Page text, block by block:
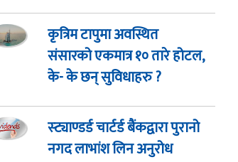
कृत्रिम टापुमा अवस्थित
संसारको एकमात्र १० तारे होटल,
के- के छन् सुविधाहरु ?
स्ट्याण्डर्ड चार्टर्ड बैंकद्वारा पुरानो
नगद लाभांश लिन अनुरोध